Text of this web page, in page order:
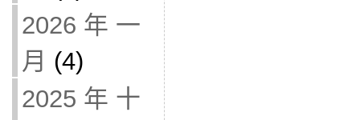
2026 年 一
月 (4)
2025 年 十